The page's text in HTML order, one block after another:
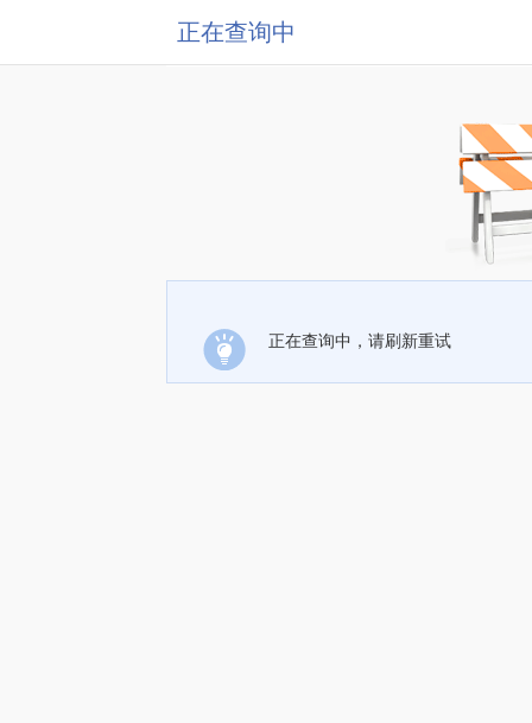
正在查询中
正在查询中，请刷新重试